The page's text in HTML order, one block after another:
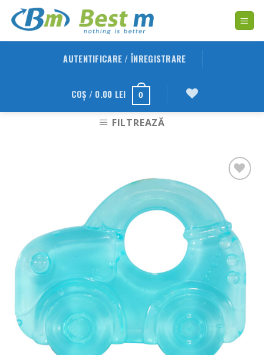
AUTENTIFICARE / ÎNREGISTRARE
COȘ / 0.00 LEI 0
FILTREAZĂ
Wishlist